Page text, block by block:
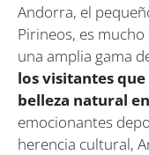
Andorra, el
Pirineos, es
una amplia gama
los visitantes
belleza natural
emocionantes
herencia cultural,